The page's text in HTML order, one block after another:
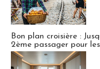
Bon plan croisière :
2ème passager pour